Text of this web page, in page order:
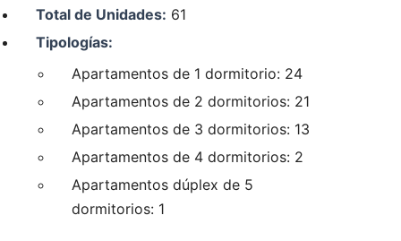
Total de Unidades: 61
Tipologías:
Apartamentos de 1 dormitorio: 24
Apartamentos de 2 dormitorios: 21
Apartamentos de 3 dormitorios: 13
Apartamentos de 4 dormitorios: 2
Apartamentos dúplex de 5
dormitorios: 1